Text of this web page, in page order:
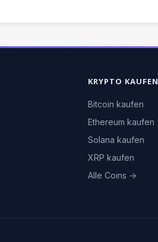
KRYPTO KAUFEN
Bitcoin kaufen
Ethereum kaufen
Solana kaufen
XRP kaufen
Alle Coins →